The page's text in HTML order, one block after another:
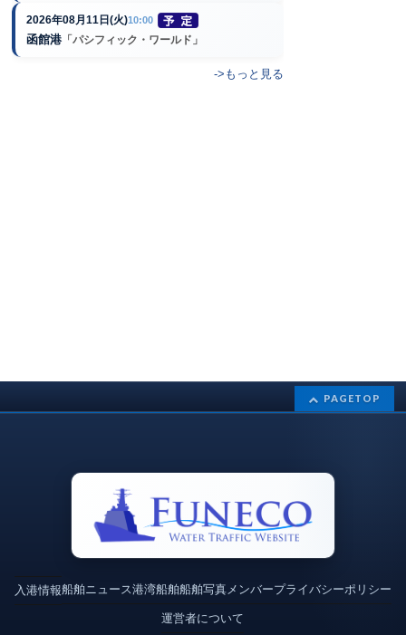
2026年08月11日(火)10:00
函館港 「パシフィック・ワールド」
->もっと見る
PAGETOP
入港情報船舶ニュース港湾船舶船舶写真メンバープライバシーポリシー
運営者について